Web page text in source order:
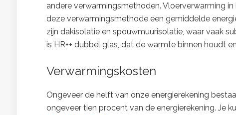
andere verwarmingsmethoden. Vloerverwarming
deze verwarmingsmethode een gemiddelde
zijn dakisolatie en spouwmuurisolatie, waar vaak
is HR++ dubbel glas, dat de warmte binnen houdt
Verwarmingskosten
Ongeveer de helft van onze energierekening
ongeveer tien procent van de energierekening. Je